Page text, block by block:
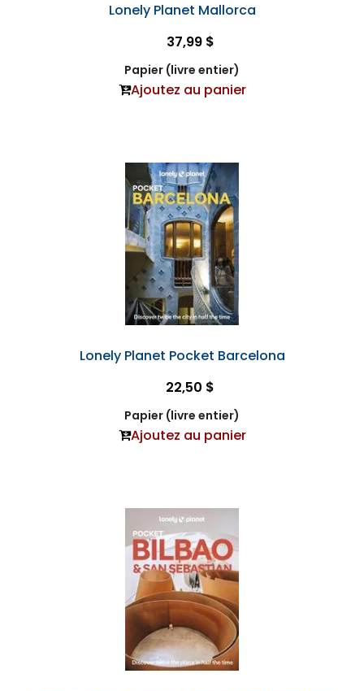
Lonely Planet Mallorca
37,99 $
Papier (livre entier)
Ajoutez au panier
Lonely Planet Pocket Barcelona
22,50 $
Papier (livre entier)
Ajoutez au panier